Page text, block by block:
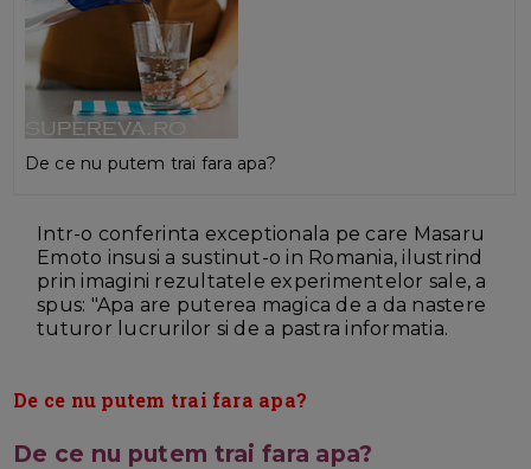
De ce nu putem trai fara apa?
Intr-o conferinta exceptionala pe care Masaru
Emoto insusi a sustinut-o in Romania, ilustrind
prin imagini rezultatele experimentelor sale, a
spus: "Apa are puterea magica de a da nastere
tuturor lucrurilor si de a pastra informatia.
De ce nu putem trai fara apa?
De ce nu putem trai fara apa?